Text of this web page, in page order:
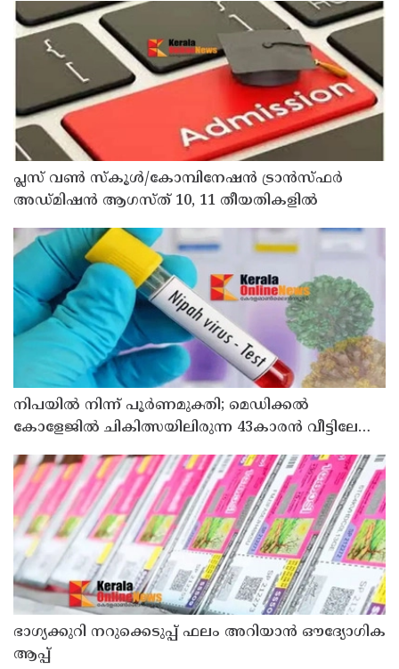
പ്ലസ് വൺ സ്‌കൂൾ/കോമ്പിനേഷൻ ട്രാൻസ്ഫർ
അഡ്മിഷൻ ആഗസ്ത് 10, 11 തീയതികളിൽ
നിപയിൽ നിന്ന് പൂർണമുക്തി; മെഡിക്കൽ
കോളേജിൽ ചികിത്സയിലിരുന്ന 43കാരൻ വീട്ടിലേക്ക്
മടങ്ങി
ഭാഗ്യക്കുറി നറുക്കെടുപ്പ് ഫലം അറിയാൻ ഔദ്യോഗിക
ആപ്പ്